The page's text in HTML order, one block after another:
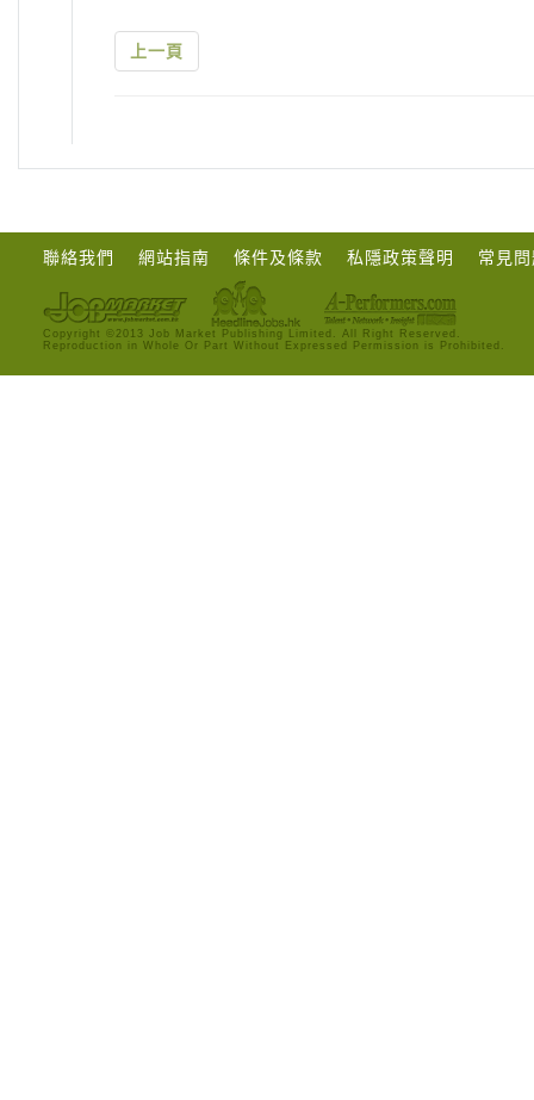
上一頁
聯絡我們 網站指南 條件及條款 私隱政策聲明 常見
Copyright ©2013 Job Market Publishing Limited. All Right Reserved.
Reproduction in Whole Or Part Without Expressed Permission is Prohibited.